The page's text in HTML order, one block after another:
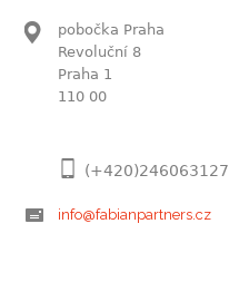
pobočka Praha
Revoluční 8
Praha 1
110 00
(+420)246063127
info@fabianpartners.cz